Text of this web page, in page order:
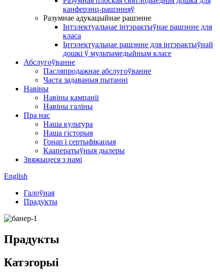
канферэнц-рашэнняў
Разумнае адукацыйнае рашэнне
Інтэлектуальнае інтэрактыўнае рашэнне для
класа
Інтэлектуальнае рашэнне для інтэрактыўнай
дошкі ў мультымедыйным класе
Абслугоўванне
Пасляпродажнае абслугоўванне
Часта задаваныя пытанні
Навіны
Навіны кампаніі
Навіны галіны
Пра нас
Наша культура
Наша гісторыя
Гонар і сертыфікацыя
Кааператыўныя дылеры
Звяжыцеся з намі
English
Галоўная
Прадукты
Прадукты
Катэгорыі